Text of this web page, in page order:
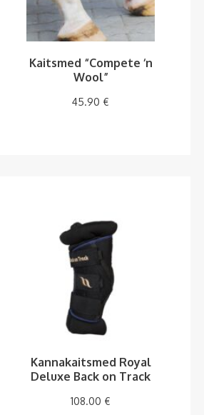
Kaitsmed “Compete ‘n
Wool”
45.90 €
Kannakaitsmed Royal
Deluxe Back on Track
108.00 €